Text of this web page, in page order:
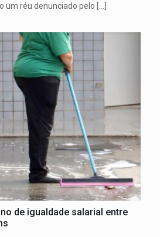
um réu denunciado pelo
de igualdade salarial entre